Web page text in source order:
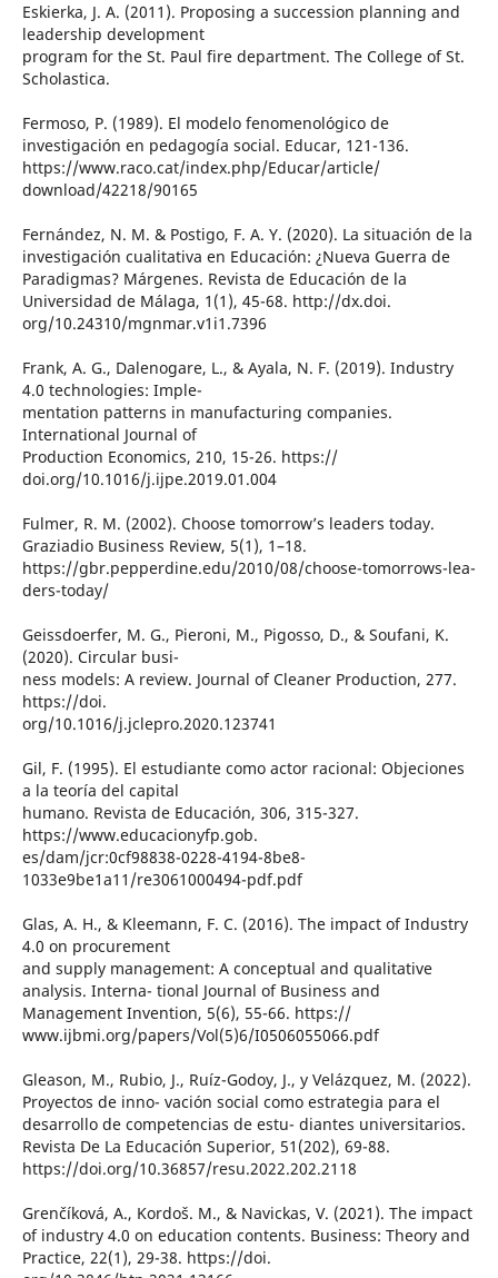
Eskierka, J. A. (2011). Proposing a succession planning and
leadership development
program for the St. Paul fire department. The College of St.
Scholastica.
Fermoso, P. (1989). El modelo fenomenológico de
investigación en pedagogía social. Educar, 121-136.
https://www.raco.cat/index.php/Educar/article/
download/42218/90165
Fernández, N. M. & Postigo, F. A. Y. (2020). La situación de la
investigación cualitativa en Educación: ¿Nueva Guerra de
Paradigmas? Márgenes. Revista de Educación de la
Universidad de Málaga, 1(1), 45-68. http://dx.doi.
org/10.24310/mgnmar.v1i1.7396
Frank, A. G., Dalenogare, L., & Ayala, N. F. (2019). Industry
4.0 technologies: Imple-
mentation patterns in manufacturing companies.
International Journal of
Production Economics, 210, 15-26. https://
doi.org/10.1016/j.ijpe.2019.01.004
Fulmer, R. M. (2002). Choose tomorrow’s leaders today.
Graziadio Business Review, 5(1), 1–18.
https://gbr.pepperdine.edu/2010/08/choose-tomorrows-lea-
ders-today/
Geissdoerfer, M. G., Pieroni, M., Pigosso, D., & Soufani, K.
(2020). Circular busi-
ness models: A review. Journal of Cleaner Production, 277.
https://doi.
org/10.1016/j.jclepro.2020.123741
Gil, F. (1995). El estudiante como actor racional: Objeciones
a la teoría del capital
humano. Revista de Educación, 306, 315-327.
https://www.educacionyfp.gob.
es/dam/jcr:0cf98838-0228-4194-8be8-
1033e9be1a11/re3061000494-pdf.pdf
Glas, A. H., & Kleemann, F. C. (2016). The impact of Industry
4.0 on procurement
and supply management: A conceptual and qualitative
analysis. Interna- tional Journal of Business and
Management Invention, 5(6), 55-66. https://
www.ijbmi.org/papers/Vol(5)6/I0506055066.pdf
Gleason, M., Rubio, J., Ruíz-Godoy, J., y Velázquez, M. (2022).
Proyectos de inno- vación social como estrategia para el
desarrollo de competencias de estu- diantes universitarios.
Revista De La Educación Superior, 51(202), 69-88.
https://doi.org/10.36857/resu.2022.202.2118
Grenčíková, A., Kordoš. M., & Navickas, V. (2021). The impact
of industry 4.0 on education contents. Business: Theory and
Practice, 22(1), 29-38. https://doi.